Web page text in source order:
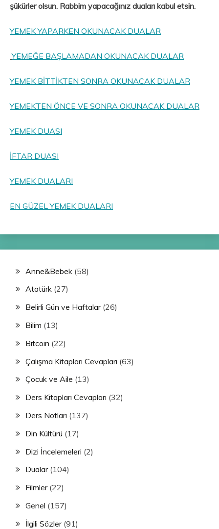
şükürler olsun. Rabbim yapacağınız duaları kabul etsin.
YEMEK YAPARKEN OKUNACAK DUALAR
YEMEĞE BAŞLAMADAN OKUNACAK DUALAR
YEMEK BİTTİKTEN SONRA OKUNACAK DUALAR
YEMEKTEN ÖNCE VE SONRA OKUNACAK DUALAR
YEMEK DUASI
İFTAR DUASI
YEMEK DUALARI
EN GÜZEL YEMEK DUALARI
Anne&Bebek (58)
Atatürk (27)
Belirli Gün ve Haftalar(26)
Bilim (13)
Bitcoin (22)
Çalışma Kitapları Cevapları (63)
Çocuk ve Aile (13)
Ders Kitapları Cevapları (32)
Ders Notları (137)
Din Kültürü (17)
Dizi İncelemeleri (2)
Dualar(104)
Filmler(22)
Genel (157)
İlgili Sözler(91)